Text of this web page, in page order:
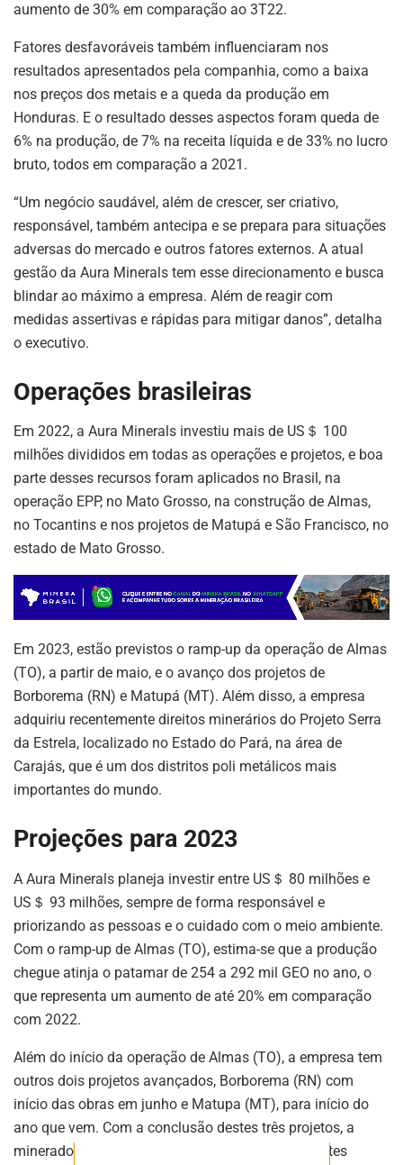
aumento de 30% em comparação ao 3T22.
Fatores desfavoráveis também influenciaram nos
resultados apresentados pela companhia, como a baixa
nos preços dos metais e a queda da produção em
Honduras. E o resultado desses aspectos foram queda de
6% na produção, de 7% na receita líquida e de 33% no lucro
bruto, todos em comparação a 2021.
“Um negócio saudável, além de crescer, ser criativo,
responsável, também antecipa e se prepara para situações
adversas do mercado e outros fatores externos. A atual
gestão da Aura Minerals tem esse direcionamento e busca
blindar ao máximo a empresa. Além de reagir com
medidas assertivas e rápidas para mitigar danos”, detalha
o executivo.
Operações brasileiras
Em 2022, a Aura Minerals investiu mais de US＄ 100
milhões divididos em todas as operações e projetos, e boa
parte desses recursos foram aplicados no Brasil, na
operação EPP, no Mato Grosso, na construção de Almas,
no Tocantins e nos projetos de Matupá e São Francisco, no
estado de Mato Grosso.
Em 2023, estão previstos o ramp-up da operação de Almas
(TO), a partir de maio, e o avanço dos projetos de
Borborema (RN) e Matupá (MT). Além disso, a empresa
adquiriu recentemente direitos minerários do Projeto Serra
da Estrela, localizado no Estado do Pará, na área de
Carajás, que é um dos distritos poli metálicos mais
importantes do mundo.
Projeções para 2023
A Aura Minerals planeja investir entre US＄ 80 milhões e
US＄ 93 milhões, sempre de forma responsável e
priorizando as pessoas e o cuidado com o meio ambiente.
Com o ramp-up de Almas (TO), estima-se que a produção
chegue atinja o patamar de 254 a 292 mil GEO no ano, o
que representa um aumento de até 20% em comparação
com 2022.
Além do início da operação de Almas (TO), a empresa tem
outros dois projetos avançados, Borborema (RN) com
início das obras em junho e Matupa (MT), para início do
ano que vem. Com a conclusão destes três projetos, a
mineradora espera alcançar 450 mil Oz Equivalentes
ASSINE NOSSA
NEWSLETTER
notíciase inovações do setor mineral
brasileiro.
ASSINAR